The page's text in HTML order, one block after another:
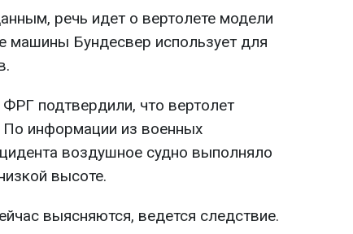
речь идет о вертолете модели
машины Бундесвер использует для
подтвердили, что вертолет
информации из военных
воздушное судно выполняло
высоте.
выясняются, ведется следствие.